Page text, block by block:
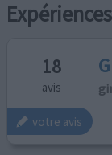
18
avis
votre avis